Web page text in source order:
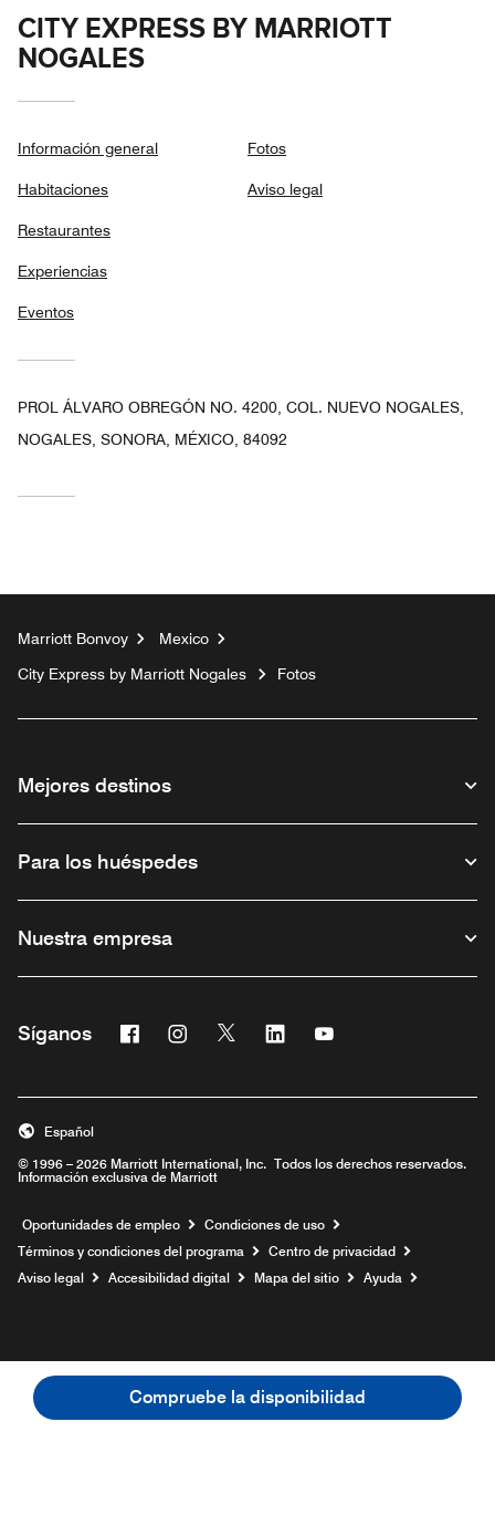
Compruebe la disponibilidad
CITY EXPRESS BY MARRIOTT
NOGALES
Información general
Habitaciones
Restaurantes
Experiencias
Eventos
Fotos
Aviso legal
PROL ÁLVARO OBREGÓN NO. 4200, COL. NUEVO NOGALES,
NOGALES, SONORA, MÉXICO, 84092
Marriott Bonvoy
Mexico
City Express by Marriott Nogales
Fotos
Mejores destinos
Para los huéspedes
Nuestra empresa
Síganos Facebook
Abre una ventana nueva
Instagram
Abre una ventana nueva
Twitter
Abre una ventana nueva
Linkedin
Abre una ventana nueva
Abre una ventana
© 1996 – 2026 Marriott International, Inc. Todos los derechos reservados.
Información exclusiva de Marriott
Español
Oportunidades de empleo Abre una ventana nueva
Condiciones de uso
Términos y condiciones del programa
Centro de privacidad
Aviso legal
Accesibilidad digital Mapa del sitio Ayuda